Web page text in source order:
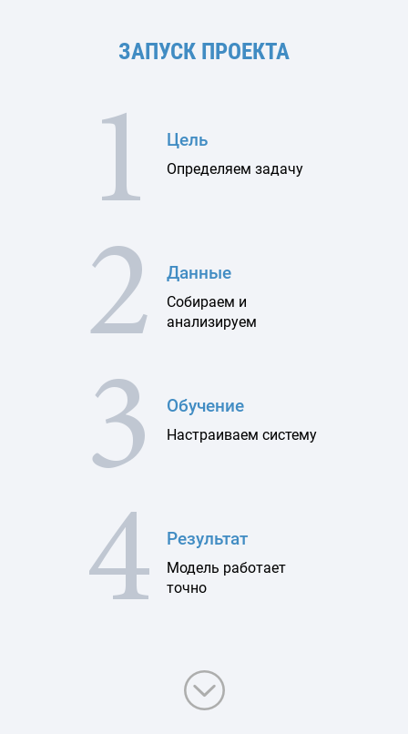
ЗАПУСК ПРОЕКТА
1 Цель
Определяем задачу
2 Данные
Собираем и
анализируем
3 Обучение
Настраиваем систему
4 Результат
Модель работает
точно